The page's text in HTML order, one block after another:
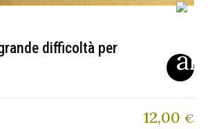
difficoltà per
12,00 €